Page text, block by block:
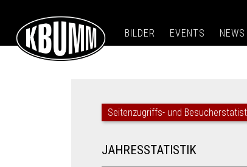
BILDER EVENTS NEWS
Seitenzugriffs- und
JAHRESSTATISTIK